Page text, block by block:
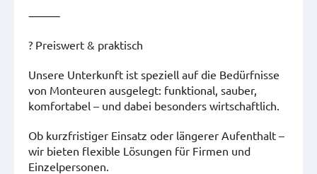
⸻
? Preiswert & praktisch
Unsere Unterkunft ist speziell auf die Bedürfnisse
von Monteuren ausgelegt: funktional, sauber,
komfortabel – und dabei besonders wirtschaftlich.
Ob kurzfristiger Einsatz oder längerer Aufenthalt –
wir bieten flexible Lösungen für Firmen und
Einzelpersonen.